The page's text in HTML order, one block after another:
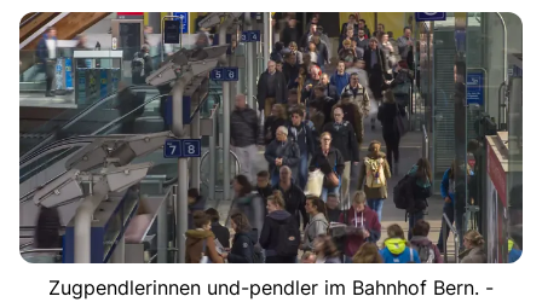
Zugpendlerinnen und-pendler im Bahnhof Bern. -